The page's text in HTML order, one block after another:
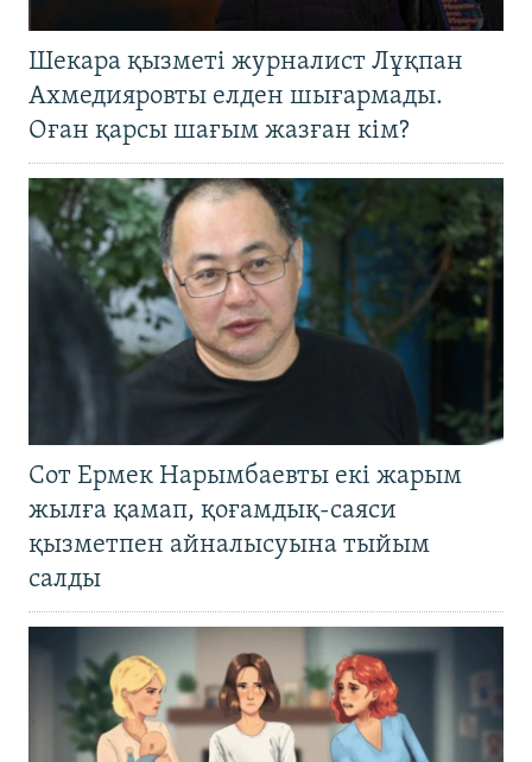
Шекара қызметі журналист Лұқпан
Ахмедияровты елден шығармады.
Оған қарсы шағым жазған кім?
Сот Ермек Нарымбаевты екі жарым
жылға қамап, қоғамдық-саяси
қызметпен айналысуына тыйым
салды